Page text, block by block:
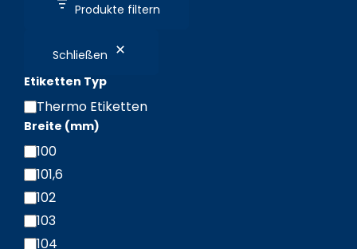
Produkte filtern
Schließen
Etiketten Typ
Etiketten
Typ
Thermo Etiketten
Breite (mm)
Breite
(mm)
100
101,6
102
103
104